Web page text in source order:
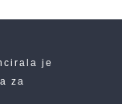
je
za